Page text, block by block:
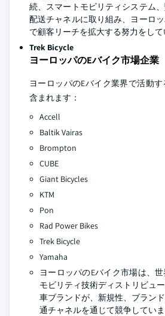
続、スマートモビリティシステム
配送チャネルに取り組み、ヨーロ
で顧客リーチを拡大する努力をして
Trek Bicycle
ヨーロッパのEバイク市場企業
ヨーロッパのEバイク業界で活動
含まれます：
Accell
Baltik Vairas
Brompton
CUBE
Giant Bicycles
KTM
Pon
Rad Power Bikes
Trek Bicycle
Yamaha
ヨーロッパのEバイク市場は、世
モビリティ技術ディストリビュ
車ブランドが、新規性、ブラン
通チャネルを通じて競争してい